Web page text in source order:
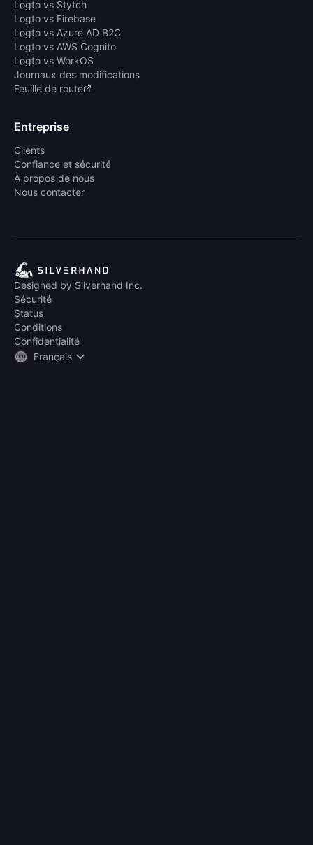
Logto vs Stytch
Logto vs Firebase
Logto vs Azure AD B2C
Logto vs AWS Cognito
Logto vs WorkOS
Journaux des modifications
Feuille de route
Entreprise
Clients
Confiance et sécurité
À propos de nous
Nous contacter
Designed by Silverhand Inc.
Sécurité
Status
Conditions
Confidentialité
Français